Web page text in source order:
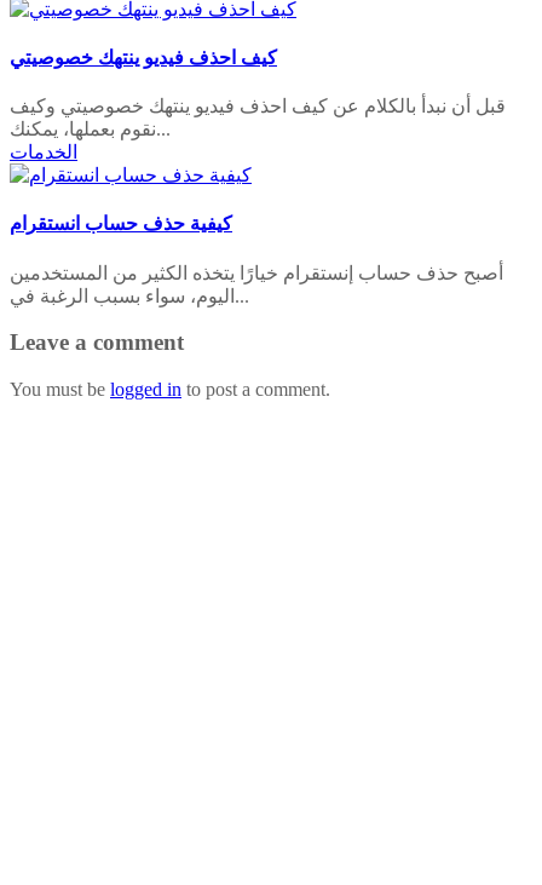
كيف احذف فيديو ينتهك خصوصيتي
قبل أن نبدأ بالكلام عن كيف احذف فيديو ينتهك خصوصيتي وكيف
نقوم بعملها، يمكنك...
الخدمات
كيفية حذف حساب انستقرام
أصبح حذف حساب إنستقرام خيارًا يتخذه الكثير من المستخدمين
اليوم، سواء بسبب الرغبة في...
Leave a comment
You must be logged in to post a comment.